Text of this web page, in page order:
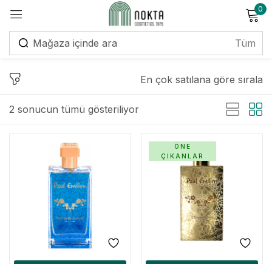
0
2 sonucun tümü gösteriliyor
En çok satılana göre sırala
ÖNE
ÇIKANLAR
Giriş yap
Beni hatırla Şifremi unuttum?